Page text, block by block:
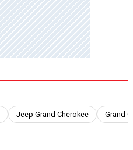
Jeep Grand Cherokee Grand